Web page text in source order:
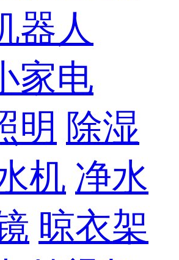
器人
家电
明 除湿
机 净水
晾衣架